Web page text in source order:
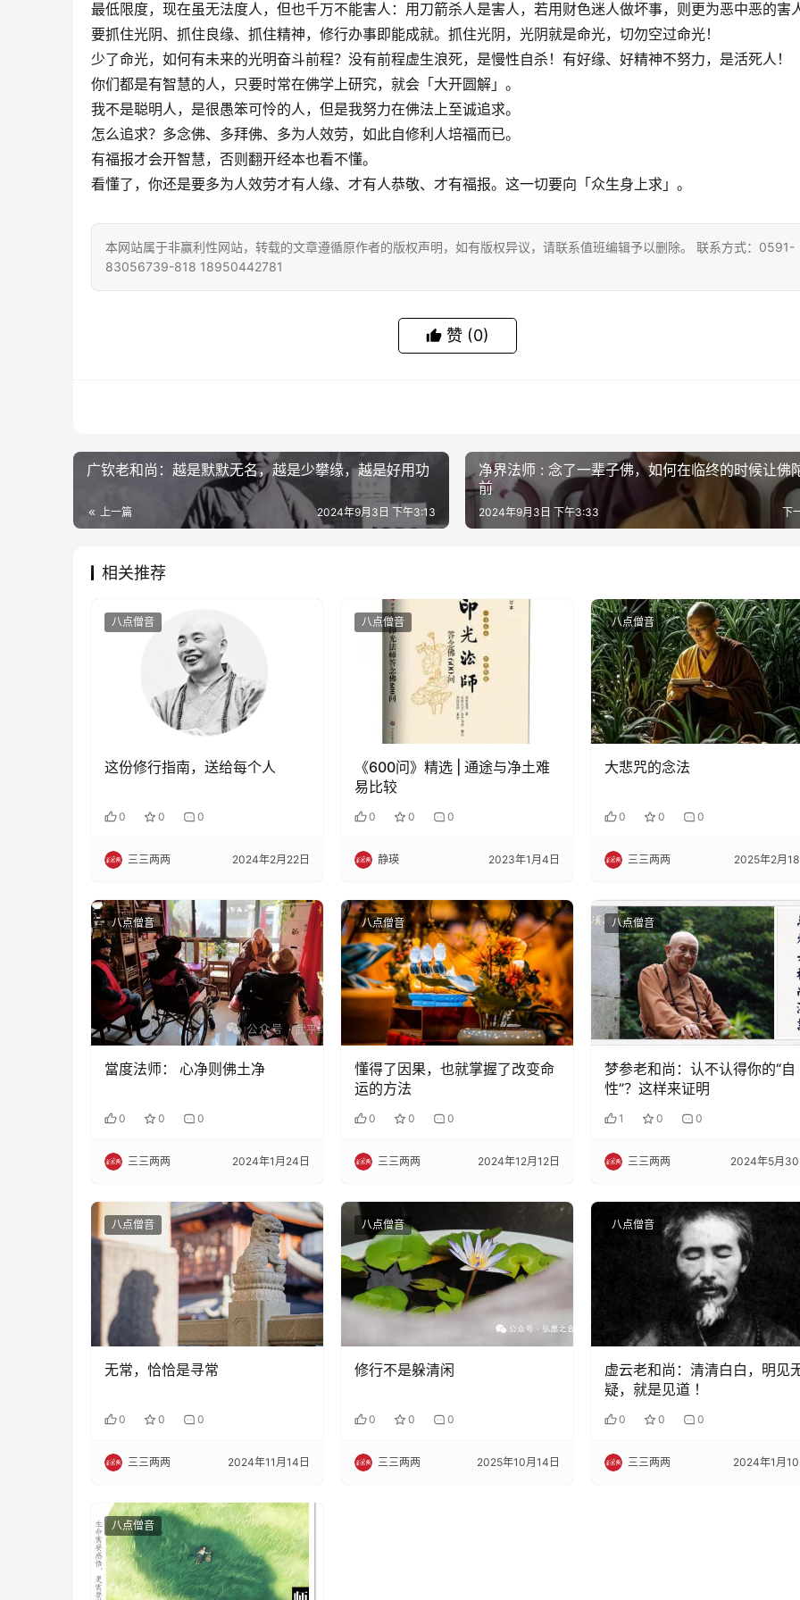
最低限度，现在虽无法度人，但也千万不能害人：用刀箭杀人是害人，若用财色迷人做坏事，则更为恶中恶的害
要抓住光阴、抓住良缘、抓住精神，修行办事即能成就。抓住光阴，光阴就是命光，切勿空过命光！
少了命光，如何有未来的光明奋斗前程？没有前程虚生浪死，是慢性自杀！有好缘、好精神不努力，是活死人！
你们都是有智慧的人，只要时常在佛学上研究，就会「大开圆解」。
我不是聪明人，是很愚笨可怜的人，但是我努力在佛法上至诚追求。
怎么追求？多念佛、多拜佛、多为人效劳，如此自修利人培福而已。
有福报才会开智慧，否则翻开经本也看不懂。
看懂了，你还是要多为人效劳才有人缘、才有人恭敬、才有福报。这一切要向「众生身上求」。
本网站属于非赢利性网站，转载的文章遵循原作者的版权声明，如有版权异议，请联系值班编辑予以删除。 联系方式：0591-
83056739-818 18950442781
赞 (0)
广钦老和尚：越是默默无名，越是少攀缘，越是好用功
上一篇 2024年9月3日 下午3:13
净界法师 : 念了一辈子佛，如何在临终的时候让佛
前
下
2024年9月3日 下午3:33
相关推荐
八点僧音
这份修行指南，送给每个人
0 0 0
三三两两 2024年2月22日
八点僧音
《600问》精选 | 通途与净土难
易比较
0 0 0
静瑛 2023年1月4日
八点僧音
大悲咒的念法
0 0 0
三三两两 2025年2月
八点僧音
當度法师： 心净则佛土净
0 0 0
三三两两 2024年1月24日
八点僧音
懂得了因果，也就掌握了改变命
运的方法
0 0 0
三三两两 2024年12月12日
八点僧音
梦参老和尚：认不认得你的“自
性”？这样来证明
1 0 0
三三两两 2024年5月
八点僧音
无常，恰恰是寻常
0 0 0
三三两两 2024年11月14日
八点僧音
修行不是躲清闲
0 0 0
三三两两 2025年10月14日
八点僧音
虚云老和尚：清清白白，明见
疑，就是见道 ！
0 0 0
三三两两 2024年1月
八点僧音